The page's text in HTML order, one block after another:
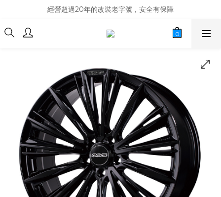
商品庫存變動快速，難免庫存不同步，建議購買之前先詢問貨況
經營超過20年的改裝老字號，安全有保障
商品庫存變動快速，難免庫存不同步，建議購買之前先詢問貨況